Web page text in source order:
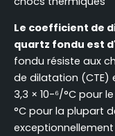
Le coefficient de
quartz fondu est
fondu résiste aux
de dilatation (CTE)
3,3 × 10-⁶/°C pour
°C pour la plupart